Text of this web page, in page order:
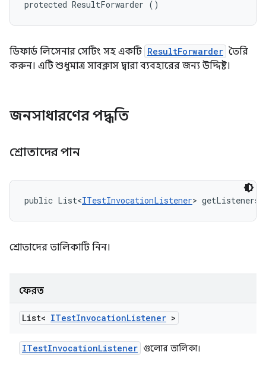
protected ResultForwarder ()
ডিফার্ড লিসেনার সেটিং সহ একটি ResultForwarder তৈরি
করুন। এটি শুধুমাত্র সাবক্লাস দ্বারা ব্যবহারের জন্য উদ্দিষ্ট।
জনসাধারণের পদ্ধতি
শ্রোতাদের পান
public List<ITestInvocationListener>
শ্রোতাদের তালিকাটি নিন।
ফেরত
List< ITestInvocationListener >
ITestInvocationListener গুলোর তালিকা।